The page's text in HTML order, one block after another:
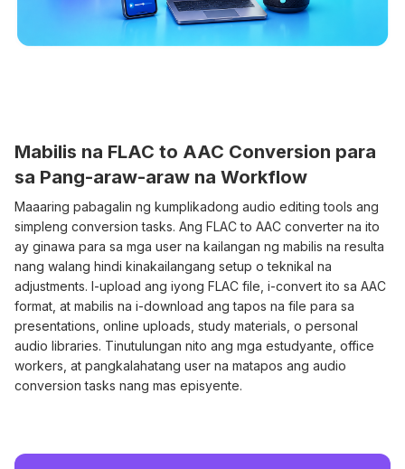
Mabilis na FLAC to AAC Conversion para
sa Pang-araw-araw na Workflow
Maaaring pabagalin ng kumplikadong audio editing tools ang
simpleng conversion tasks. Ang FLAC to AAC converter na ito
ay ginawa para sa mga user na kailangan ng mabilis na resulta
nang walang hindi kinakailangang setup o teknikal na
adjustments. I-upload ang iyong FLAC file, i-convert ito sa AAC
format, at mabilis na i-download ang tapos na file para sa
presentations, online uploads, study materials, o personal
audio libraries. Tinutulungan nito ang mga estudyante, office
workers, at pangkalahatang user na matapos ang audio
conversion tasks nang mas episyente.